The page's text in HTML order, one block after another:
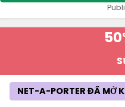
NET-A-PORTER ĐÃ MỞ